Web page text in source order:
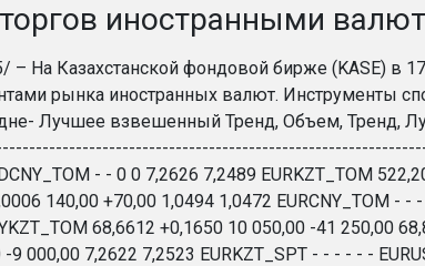
иностранными
– На Казахстанской фондовой бирже (KASE) в
рынка иностранных валют. Инструменты
Лучшее взвешенный Тренд, Объем, Тренд,
- - 0 0 7,2626 7,2489 EURKZT_TOM
140,00 +70,00 1,0494 1,0472 EURCNY_TOM -
68,6612 +0,1650 10 050,00 -41 250,00
9 000,00 7,2622 7,2523 EURKZT_SPT - - - - - -